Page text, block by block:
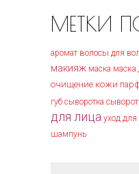
МЕТКИ
аромат волосы для
макияж маска маска
очищение кожи
губ сыворотка
для лица уход для
шампунь